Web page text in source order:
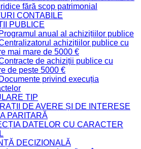
fără scop patrimonial
CONTABILE
PUBLICE
anual al achizițiilor publice
achizițiilor publice cu
mai mare de 5000 €
de achiziții publice cu
de peste 5000 €
privind execuția
TIP
DE AVERE ȘI DE INTERESE
PARITARĂ
DATELOR CU CARACTER
DECIZIONALĂ